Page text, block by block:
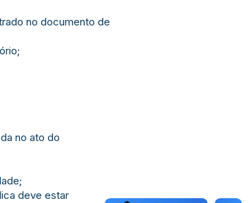
no documento de
no ato do
deve estar